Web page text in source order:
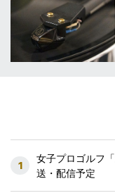
1
女子プロゴルフ
送・配信予定